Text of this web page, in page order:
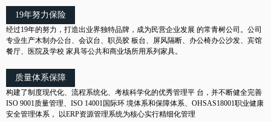
19年努力保险
经过19年的努力，打造出业界独特品牌，成为民营企业发展 的常青树公司。公司
专业生产木制办公台、会议台、职员胶 板台、屏风隔断、办公椅办公沙发、宾馆
餐厅、医院及学校 家具等公共和商业场所用系列家具。
质量体系保障
构建了制度现代化、流程系统化、考核科学化的优秀管理平 台，并不断健全完善
ISO 9001质量管理、ISO 14001国际环 境体系和保障体系、OHSAS18001职业健康
安全管理体系， 以ERP资源管理系统为核心实行精细化管理